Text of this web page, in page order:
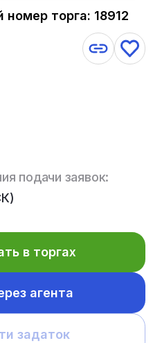
торга: 18912
подачи заявок:
в торгах
агента
задаток